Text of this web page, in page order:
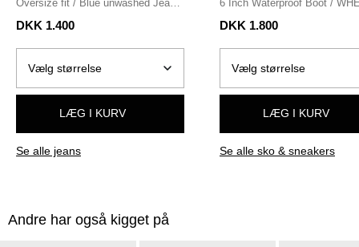
Oversize fit / Blue unwashed Jeans
/ BLUE UNWASHED
DKK 1.400
LÆG I KURV
Se alle jeans
6 Inch Waterproof Boot /
DKK 1.800
LÆG I KURV
Se alle sko & sneakers
Andre har også kigget på